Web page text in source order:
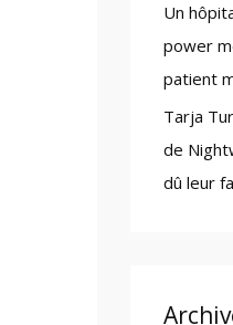
Un
power
patient
Tarja
de
dû leur